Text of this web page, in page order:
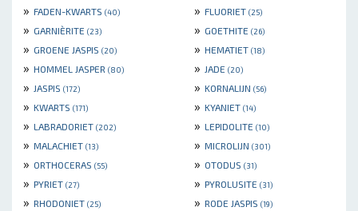
» FADEN-KWARTS (40) » FLUORIET (25)
» GARNIÈRITE (23) » GOETHITE (26)
» GROENE JASPIS (20) » HEMATIET (18)
» HOMMEL JASPER (80) » JADE (20)
» JASPIS (172) » KORNALIJN (56)
» KWARTS (171) » KYANIET (14)
» LABRADORIET (202) » LEPIDOLITE (10)
» MALACHIET (13) » MICROLIJN (301)
» ORTHOCERAS (55) » OTODUS (31)
» PYRIET (27) » PYROLUSITE (31)
» RHODONIET (25) » RODE JASPIS (19)